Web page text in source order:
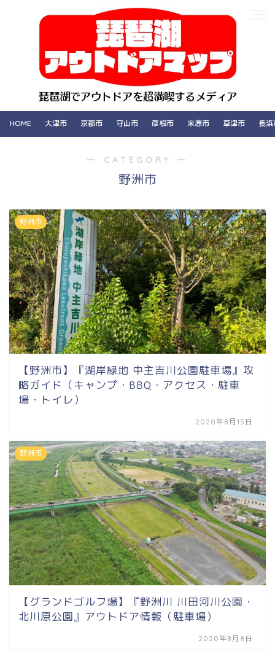
HOME 大津市 京都市 守山市 彦根市 米原市 草津市 長
― CATEGORY ―
野洲市
野洲市
【野洲市】『湖岸緑地 中主吉川公園駐車場』攻
略ガイド（キャンプ・BBQ・アクセス・駐車
場・トイレ）
2020年8月15日
野洲市
【グランドゴルフ場】『野洲川 川田河川公園・
北川原公園』アウトドア情報（駐車場）
2020年8月8日